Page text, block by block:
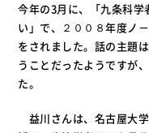
今年の3月に、「九条科
い」で、２００８年度ノ
をされました。話の主題
うことだったようですが
た。
益川さんは、名古屋大